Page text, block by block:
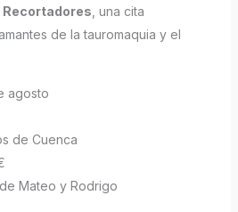
Recortadores , una cita
de la tauromaquia y el
agosto
de Cuenca
Mateo y Rodrigo